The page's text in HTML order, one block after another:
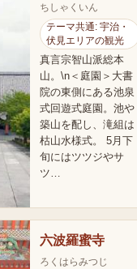
ちしゃくいん
テーマ共通: 宇治・
伏見エリアの観光
真言宗智山派総本
山。\n＜庭園＞大書
院の東側にある池泉
式回遊式庭園。池や
築山を配し、滝組は
枯山水様式。 5月下
旬にはツツジやサ
ツ…
六波羅蜜寺
ろくはらみつじ